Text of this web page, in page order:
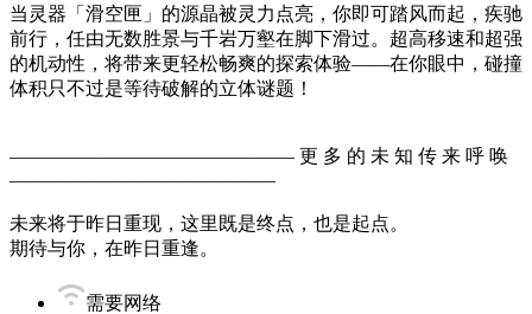
当灵器「滑空匣」的源晶被灵力点亮，你即可踏风而起，疾驰
前行，任由无数胜景与千岩万壑在脚下滑过。超高移速和超强
的机动性，将带来更轻松畅爽的探索体验——在你眼中，碰撞
体积只不过是等待破解的立体谜题！
——————————————— 更 多 的 未 知 传 来 呼 唤
——————————————
未来将于昨日重现，这里既是终点，也是起点。
期待与你，在昨日重逢。
需要网络